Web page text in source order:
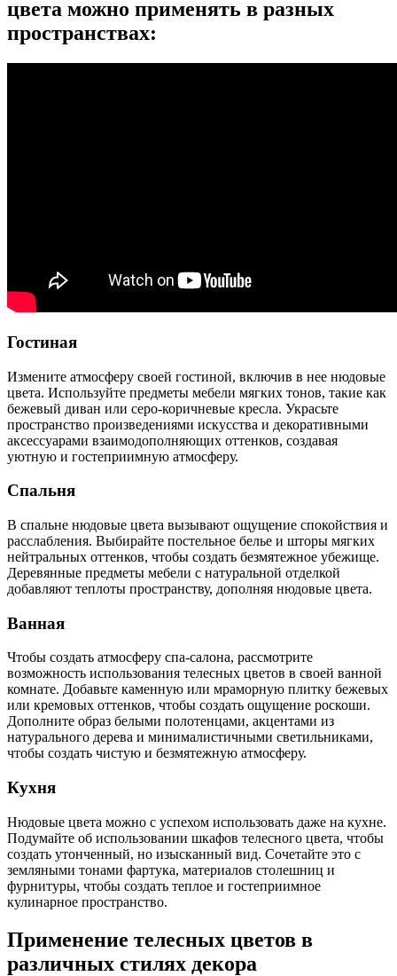
цвета можно применять в разных
пространствах:
Гостиная
Измените атмосферу своей гостиной, включив в нее нюдовые
цвета. Используйте предметы мебели мягких тонов, такие как
бежевый диван или серо-коричневые кресла. Украсьте
пространство произведениями искусства и декоративными
аксессуарами взаимодополняющих оттенков, создавая
уютную и гостеприимную атмосферу.
Спальня
В спальне нюдовые цвета вызывают ощущение спокойствия и
расслабления. Выбирайте постельное белье и шторы мягких
нейтральных оттенков, чтобы создать безмятежное убежище.
Деревянные предметы мебели с натуральной отделкой
добавляют теплоты пространству, дополняя нюдовые цвета.
Ванная
Чтобы создать атмосферу спа-салона, рассмотрите
возможность использования телесных цветов в своей ванной
комнате. Добавьте каменную или мраморную плитку бежевых
или кремовых оттенков, чтобы создать ощущение роскоши.
Дополните образ белыми полотенцами, акцентами из
натурального дерева и минималистичными светильниками,
чтобы создать чистую и безмятежную атмосферу.
Кухня
Нюдовые цвета можно с успехом использовать даже на кухне.
Подумайте об использовании шкафов телесного цвета, чтобы
создать утонченный, но изысканный вид. Сочетайте это с
земляными тонами фартука, материалов столешниц и
фурнитуры, чтобы создать теплое и гостеприимное
кулинарное пространство.
Применение телесных цветов в
различных стилях декора